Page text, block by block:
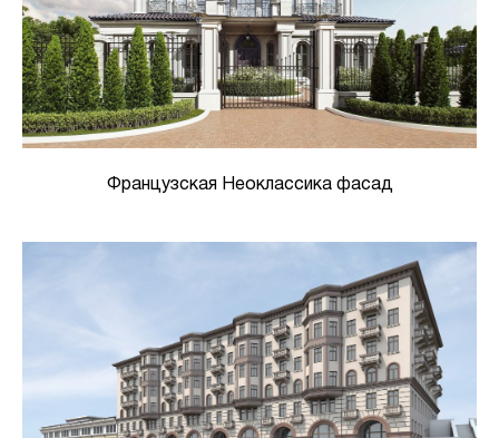
Французская Неоклассика фасад